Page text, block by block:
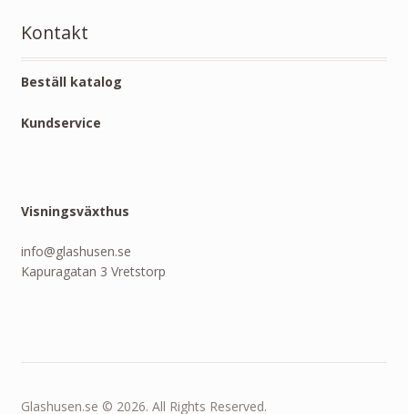
Kontakt
Beställ katalog
Kundservice
Visningsväxthus
info@glashusen.se
Kapuragatan 3 Vretstorp
Glashusen.se © 2026. All Rights Reserved.